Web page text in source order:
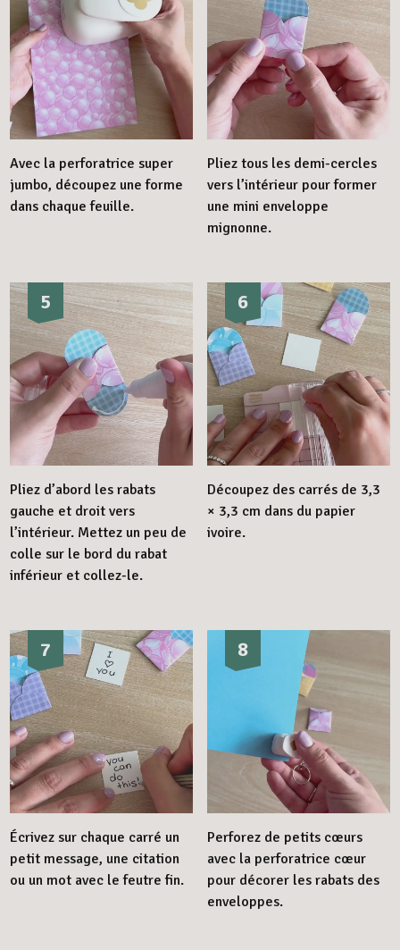
Avec la perforatrice super
jumbo, découpez une forme
dans chaque feuille.
Pliez tous les demi-cercles
vers l’intérieur pour former
une mini enveloppe
mignonne.
5
Pliez d’abord les rabats
gauche et droit vers
l’intérieur. Mettez un peu de
colle sur le bord du rabat
inférieur et collez-le.
6
Découpez des carrés de 3,3
× 3,3 cm dans du papier
ivoire.
7
Écrivez sur chaque carré un
petit message, une citation
ou un mot avec le feutre fin.
8
Perforez de petits cœurs
avec la perforatrice cœur
pour décorer les rabats des
enveloppes.